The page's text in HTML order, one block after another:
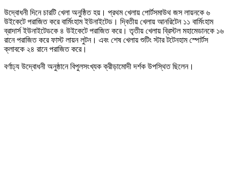
উদ্বোধনী দিনে চারটি খেলা অনুষ্ঠিত হয়। প্রথম খেলায় পোর্টসমাউথ জস লায়নকে ৬
উইকেটে পরাজিত করে বার্মিংহাম ইউনাইটেড। দ্বিতীয় খেলায় আনরিটেন ১১ বার্মিংহাম
ব্রাদার্স ইউনাইটেডকে ৪ উইকেটে পরাজিত করে। তৃতীয় খেলায় ব্রিস্টল মহামেডানকে ১৬
রানে পরাজিত করে ফাস্ট লায়ন লুটন। এবং শেষ খেলায় শুটিং স্টার টটেনহাম স্পোর্টস
ক্লাবকে ২৪ রানে পরাজিত করে।
বর্ণাঢ্য উদ্বোধনী অনুষ্ঠানে বিপুলসংখ্যক ক্রীড়ামোদী দর্শক উপস্থিত ছিলেন।